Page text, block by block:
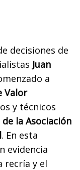
decisiones de
Juan
a
Valor
y técnicos
de la Asociación
. En esta
evidencia
recría y el